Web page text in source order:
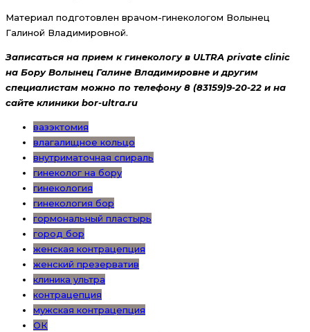
Материал подготовлен врачом-гинекологом Волынец
Галиной Владимировной.
Записаться на прием к гинекологу в ULTRA private clinic
на Бору Волынец Галине Владимировне и другим
специалистам можно по телефону 8 (83159)9-20-22 и на
сайте клиники bor-ultra.ru
вазэктомия
влагалищное кольцо
внутриматочная спираль
гинеколог на бору
гинекология
гинекология бор
гормональный пластырь
город бор
женская контрацепция
женский презерватив
клиника ультра
контрацепция
мужская контрацепция
ОК